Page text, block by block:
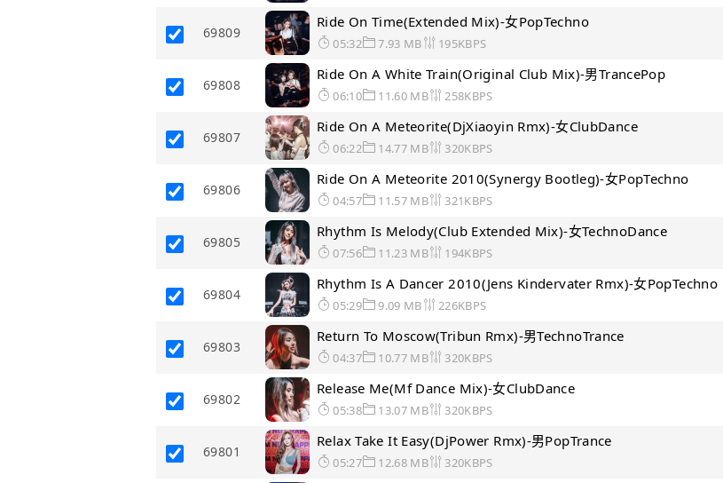
69809
Ride On Time(Extended Mix)-女PopTechno
05:32 7.93 MB 195KBPS
69808
Ride On A White Train(Original Club Mix)-男TrancePop
06:10 11.60 MB 258KBPS
69807
Ride On A Meteorite(DjXiaoyin Rmx)-女ClubDance
06:22 14.77 MB 320KBPS
69806
Ride On A Meteorite 2010(Synergy Bootleg)-女PopTechno
04:57 11.57 MB 321KBPS
69805
Rhythm Is Melody(Club Extended Mix)-女TechnoDance
07:56 11.23 MB 194KBPS
69804
Rhythm Is A Dancer 2010(Jens Kindervater Rmx)-女PopTechno
05:29 9.09 MB 226KBPS
69803
Return To Moscow(Tribun Rmx)-男TechnoTrance
04:37 10.77 MB 320KBPS
69802
Release Me(Mf Dance Mix)-女ClubDance
05:38 13.07 MB 320KBPS
69801
Relax Take It Easy(DjPower Rmx)-男PopTrance
05:27 12.68 MB 320KBPS